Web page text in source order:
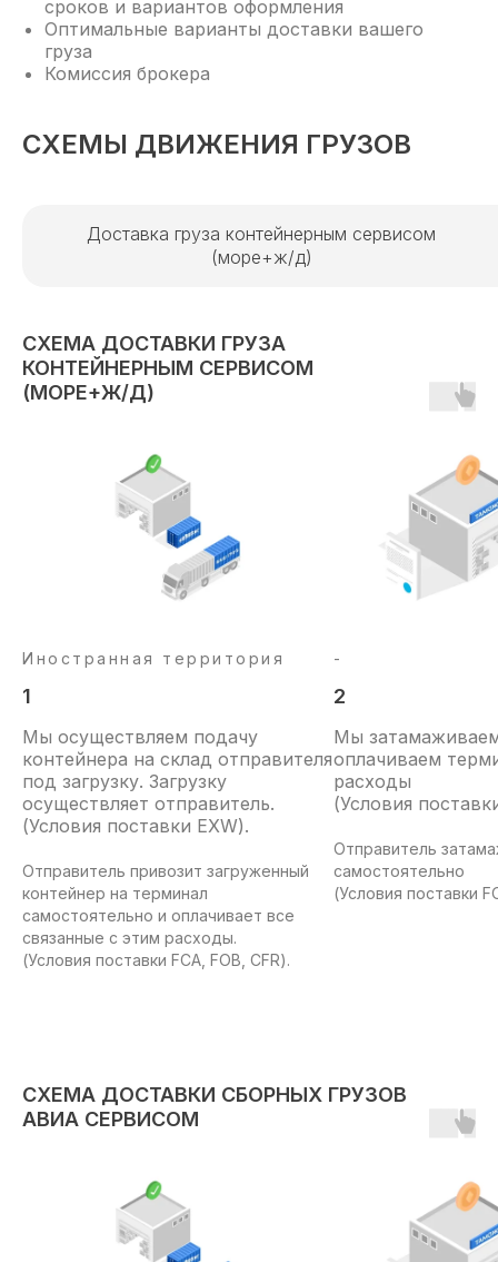
сроков и вариантов оформления
Оптимальные варианты доставки вашего
груза
Комиссия брокера
СХЕМЫ ДВИЖЕНИЯ ГРУЗОВ
Доставка груза контейнерным сервисом
(море+ж/д)
СХЕМА ДОСТАВКИ ГРУЗА
КОНТЕЙНЕРНЫМ СЕРВИСОМ
(МОРЕ+Ж/Д)
Иностранная территория
1
Мы осуществляем подачу
контейнера на склад отправителя
под загрузку. Загрузку
осуществляет отправитель.
(Условия поставки EXW).
Отправитель привозит загруженный
контейнер на терминал
самостоятельно и оплачивает все
связанные с этим расходы.
(Условия поставки FCA, FOB, CFR).
-
2
Мы
оплачиваем
расходы
(Условия
Отправитель
самостоятельно
(Условия поставки
СХЕМА ДОСТАВКИ СБОРНЫХ ГРУЗОВ
АВИА СЕРВИСОМ